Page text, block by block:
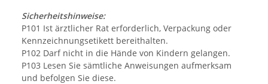
Sicherheitshinweise:
P101 Ist ärztlicher Rat erforderlich, Verpackung oder
Kennzeichnungsetikett bereithalten.
P102 Darf nicht in die Hände von Kindern gelangen.
P103 Lesen Sie sämtliche Anweisungen aufmerksam
und befolgen Sie diese.